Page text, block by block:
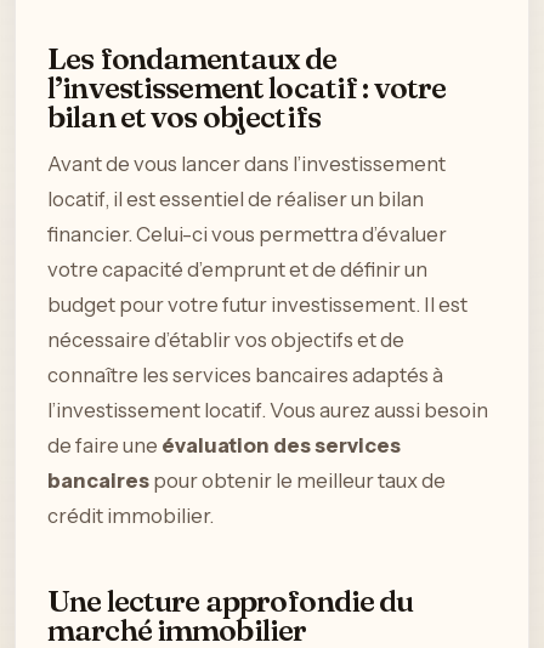
Les fondamentaux de
l’investissement locatif : votre
bilan et vos objectifs
Avant de vous lancer dans l’investissement
locatif, il est essentiel de réaliser un bilan
financier. Celui-ci vous permettra d’évaluer
votre capacité d’emprunt et de définir un
budget pour votre futur investissement. Il est
nécessaire d’établir vos objectifs et de
connaître les services bancaires adaptés à
l’investissement locatif. Vous aurez aussi besoin
de faire une évaluation des services
bancaires pour obtenir le meilleur taux de
crédit immobilier.
Une lecture approfondie du
marché immobilier